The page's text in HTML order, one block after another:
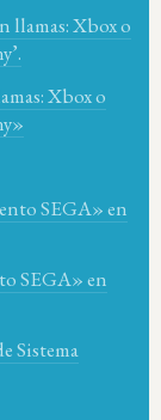
llamas: Xbox o
Xbox o
SEGA» en
SEGA» en
Sistema